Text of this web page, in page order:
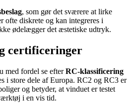
, som gør det sværere at lirke
diskrete og kan integreres i
ødelægger det æstetiske udtryk.
certificeringer
med fordel se efterRC-klassificering
i store dele af Europa. RC2 og RC3 er
og betyder, at vinduet er testet
i en vis tid.